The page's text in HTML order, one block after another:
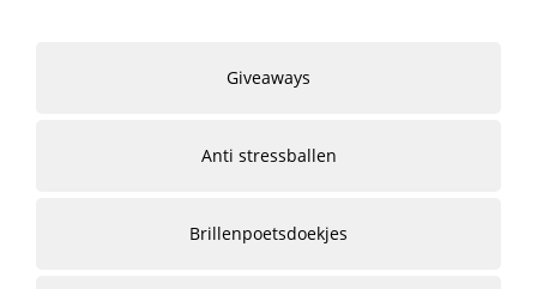
Giveaways
Anti stressballen
Brillenpoetsdoekjes